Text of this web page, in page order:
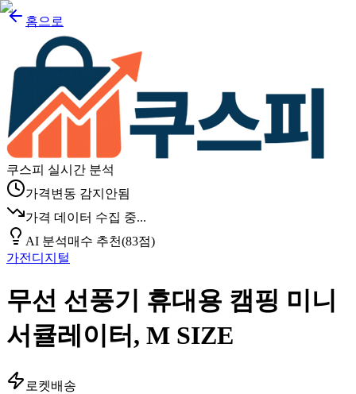
홈으로
쿠스피 실시간 분석
가격변동 감지안됨
가격 데이터 수집 중...
AI 분석매수 추천(83점)
가전디지털
무선 선풍기 휴대용 캠핑 미니
서큘레이터, M SIZE
로켓배송